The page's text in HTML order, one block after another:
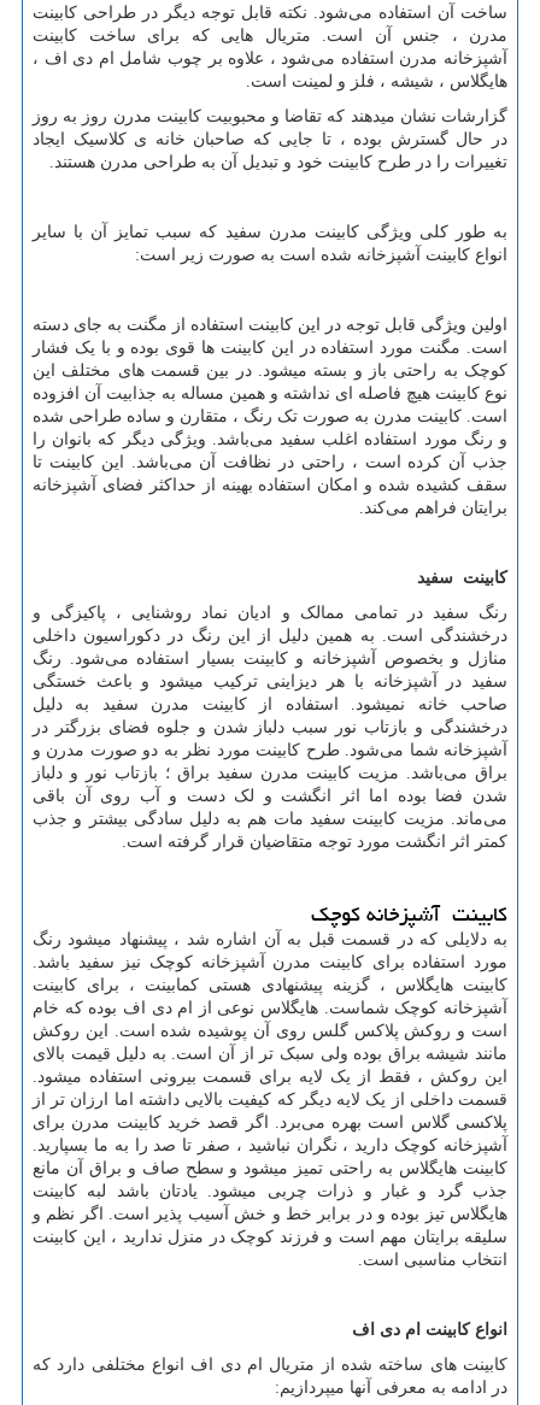
ساخت آن استفاده می‌شود. نکته قابل توجه دیگر در طراحی کابینت
مدرن ، جنس آن است. متریال هایی که برای ساخت کابینت
آشپزخانه مدرن استفاده می‌شود ، علاوه بر چوب شامل ام دی اف ،
هایگلاس ، شیشه ، فلز و لمینت است.
گزارشات نشان میدهند که تقاضا و محبوبیت کابینت مدرن روز به روز
در حال گسترش بوده ، تا جایی که صاحبان خانه‌ ی کلاسیک ایجاد
تغییرات را در طرح کابینت خود و تبدیل آن به طراحی مدرن هستند.
به طور کلی ویژگی کابینت مدرن سفید که سبب تمایز آن با سایر
انواع کابینت آشپزخانه شده است به صورت زیر است:
اولین ویژگی قابل توجه در این کابینت استفاده از مگنت به جای دسته
است. مگنت مورد استفاده در این کابینت ها قوی بوده و با یک فشار
کوچک به راحتی باز و بسته میشود. در بین قسمت‌ های مختلف این
نوع کابینت هیچ فاصله ای نداشته و همین مساله به جذابیت آن افزوده
است. کابینت مدرن به صورت تک رنگ ، متقارن و ساده طراحی شده
و رنگ مورد استفاده اغلب سفید می‌باشد. ویژگی دیگر که بانوان را
جذب آن کرده است ، راحتی در نظافت آن می‌باشد. این کابینت تا
سقف کشیده شده و امکان استفاده بهینه از حداکثر فضای آشپزخانه
برایتان فراهم می‌کند.
کابینت سفید
رنگ سفید در تمامی ممالک و ادیان نماد روشنایی ، پاکیزگی و
درخشندگی است. به همین دلیل از این رنگ در دکوراسیون داخلی
منازل و بخصوص آشپزخانه و کابینت بسیار استفاده می‌شود. رنگ
سفید در آشپزخانه با هر دیزاینی ترکیب میشود و باعث خستگی
صاحب خانه نمیشود. استفاده از کابینت مدرن سفید به دلیل
درخشندگی و بازتاب نور سبب دلباز شدن و جلوه فضای بزرگتر در
آشپزخانه شما می‌شود. طرح کابینت مورد نظر به دو صورت مدرن و
براق می‌باشد. مزیت کابینت مدرن سفید براق ؛ بازتاب نور و دلباز
شدن فضا بوده اما اثر انگشت و لک دست و آب روی آن باقی
می‌ماند. مزیت کابینت سفید مات هم به دلیل سادگی بیشتر و جذب
کمتر اثر انگشت مورد توجه متقاضیان قرار گرفته است.
کابینت آشپزخانه کوچک
به دلایلی که در قسمت قبل به آن اشاره شد ، پیشنهاد میشود رنگ
مورد استفاده برای کابینت مدرن آشپزخانه کوچک نیز سفید باشد.
کابینت هایگلاس ، گزینه پیشنهادی هستی کمابینت ، برای کابینت
آشپزخانه کوچک شماست. هایگلاس نوعی از ام دی اف بوده که خام
است و روکش پلاکس گلس روی آن پوشیده شده است. این روکش
مانند شیشه براق بوده ولی سبک تر از آن است. به دلیل قیمت بالای
این روکش ، فقط از یک لایه برای قسمت بیرونی استفاده میشود.
قسمت داخلی از یک لایه دیگر که کیفیت بالایی داشته اما ارزان تر از
پلاکسی گلاس است بهره می‌برد. اگر قصد خرید کابینت مدرن برای
آشپزخانه کوچک دارید ، نگران نباشید ، صفر تا صد را به ما بسپارید.
کابینت هایگلاس به راحتی تمیز میشود و سطح صاف و براق آن مانع
جذب گرد و غبار و ذرات چربی میشود. یادتان باشد لبه کابینت
هایگلاس تیز بوده و در برابر خط و خش آسیب پذیر است. اگر نظم و
سلیقه برایتان مهم است و فرزند کوچک در منزل ندارید ، این کابینت
انتخاب مناسبی است.
انواع کابینت ام دی اف
کابینت های ساخته شده از متریال ام دی اف انواع مختلفی دارد که
در ادامه به معرفی آنها میپردازیم: